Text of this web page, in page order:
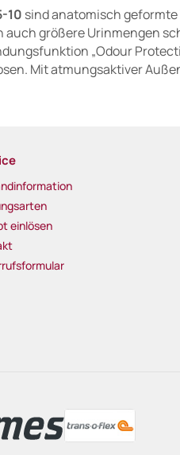
10 sind anatomisch
größere Urinmengen
„Odour
Mit atmungsaktiver
einlösen